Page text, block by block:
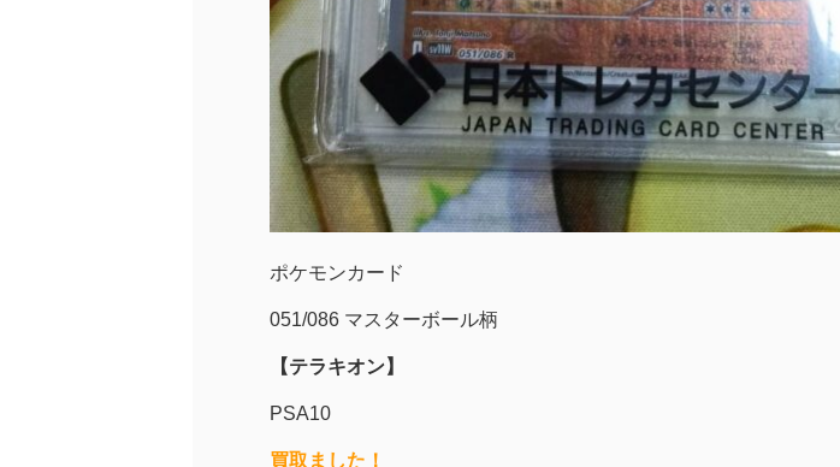
ポケモンカード
051/086 マスターボール柄
【テラキオン】
PSA10
買取ました！